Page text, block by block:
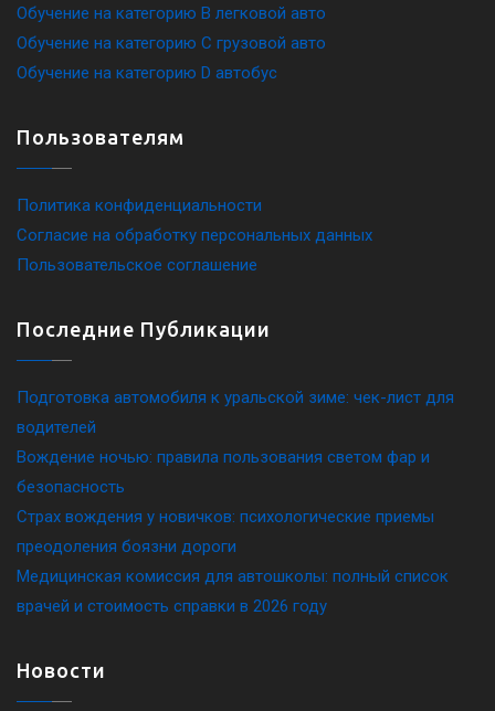
Обучение на категорию B легковой авто
Обучение на категорию C грузовой авто
Обучение на категорию D автобус
Пользователям
Политика конфиденциальности
Согласие на обработку персональных данных
Пользовательское соглашение
Последние Публикации
Подготовка автомобиля к уральской зиме: чек-лист для
водителей
Вождение ночью: правила пользования светом фар и
безопасность
Страх вождения у новичков: психологические приемы
преодоления боязни дороги
Медицинская комиссия для автошколы: полный список
врачей и стоимость справки в 2026 году
Новости